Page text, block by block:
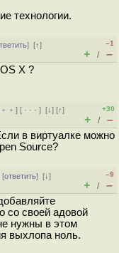
технологии.
][↑]
–1
+ / –
X ?
] [ · · ·][↓] [↑]
+30
+ / –
в виртуалке можно
Source?
[ответить][↓]
–9
+ / –
со своей адовой
нужны в этом
выхлопа ноль.